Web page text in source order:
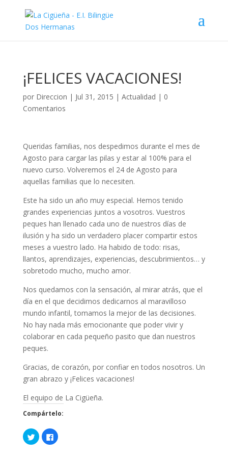
¡FELICES VACACIONES!
por Direccion | Jul 31, 2015 | Actualidad | 0
Comentarios
Queridas familias, nos despedimos durante el mes de
Agosto para cargar las pilas y estar al 100% para el
nuevo curso. Volveremos el 24 de Agosto para
aquellas familias que lo necesiten.
Este ha sido un año muy especial. Hemos tenido
grandes experiencias juntos a vosotros. Vuestros
peques han llenado cada uno de nuestros días de
ilusión y ha sido un verdadero placer compartir estos
meses a vuestro lado. Ha habido de todo: risas,
llantos, aprendizajes, experiencias, descubrimientos… y
sobretodo mucho, mucho amor.
Nos quedamos con la sensación, al mirar atrás, que el
día en el que decidimos dedicarnos al maravilloso
mundo infantil, tomamos la mejor de las decisiones.
No hay nada más emocionante que poder vivir y
colaborar en cada pequeño pasito que dan nuestros
peques.
Gracias, de corazón, por confiar en todos nosotros. Un
gran abrazo y ¡Felices vacaciones!
El equipo de La Cigüeña.
Compártelo:
H
a
H
a